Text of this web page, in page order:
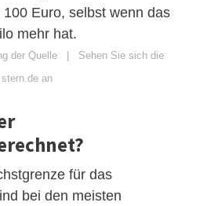
Euro, selbst wenn das
mehr hat.
der Quelle | Sehen Sie sich die
an
für das
bei den meisten